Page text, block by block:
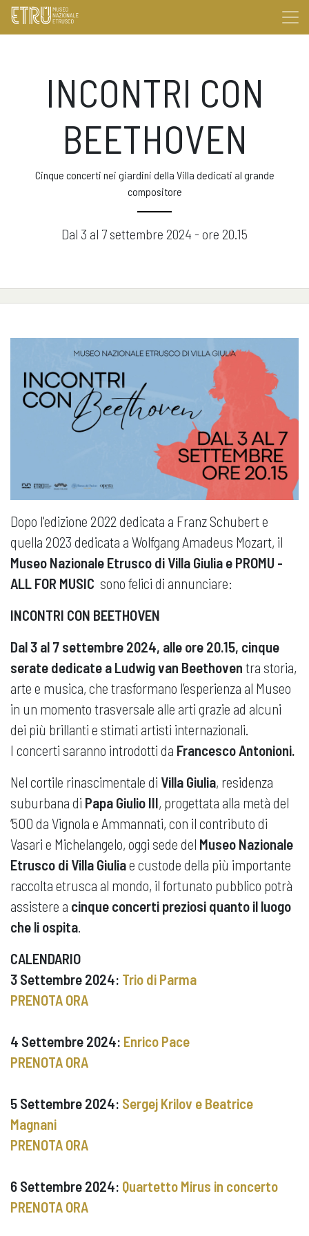
INCONTRI CON
BEETHOVEN
Cinque concerti nei giardini della Villa dedicati al grande
compositore
Dal 3 al 7 settembre 2024 - ore 20.15
Dopo l'edizione 2022 dedicata a Franz Schubert e
quella 2023 dedicata a Wolfgang Amadeus Mozart, il
Museo Nazionale Etrusco di Villa Giulia e PROMU -
ALL FOR MUSIC sono felici di annunciare:
INCONTRI CON BEETHOVEN
Dal 3 al 7 settembre 2024, alle ore 20.15, cinque
serate dedicate a Ludwig van Beethoven tra storia,
arte e musica, che trasformano l’esperienza al Museo
in un momento trasversale alle arti grazie ad alcuni
dei più brillanti e stimati artisti internazionali.
I concerti saranno introdotti da Francesco Antonioni.
Nel cortile rinascimentale di Villa Giulia, residenza
suburbana di Papa Giulio III, progettata alla metà del
‘500 da Vignola e Ammannati, con il contributo di
Vasari e Michelangelo, oggi sede del Museo Nazionale
Etrusco di Villa Giuliae custode della più importante
raccolta etrusca al mondo, il fortunato pubblico potrà
assistere a cinque concerti preziosi quanto il luogo
che li ospita.
CALENDARIO
3 Settembre 2024: Trio di Parma
PRENOTA ORA
4 Settembre 2024: Enrico Pace
PRENOTA ORA
5 Settembre 2024: Sergej Krilov e Beatrice
Magnani
PRENOTA ORA
6 Settembre 2024: Quartetto Mirus in concerto
PRENOTA ORA